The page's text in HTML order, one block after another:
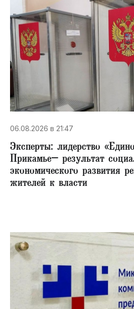
06.08.2026 в 21:47
Эксперты: лидерство
Прикамье– результат
экономического развития
жителей к власти